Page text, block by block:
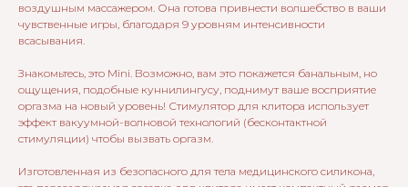
воздушным массажером. Она готова привнести волшебство в ваши
чувственные игры, благодаря 9 уровням интенсивности
всасывания.
Знакомьтесь, это Mini. Возможно, вам это покажется банальным, но
ощущения, подобные куннилингусу, поднимут ваше восприятие
оргазма на новый уровень! Стимулятор для клитора использует
эффект вакуумной-волновой технологий (бесконтактной
стимуляции) чтобы вызвать оргазм.
Изготовленная из безопасного для тела медицинского силикона,